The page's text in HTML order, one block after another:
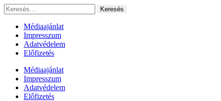
Ugrás
a
tartalomhoz
Keresés:
Médiaajánlat
Impresszum
Adatvédelem
Előfizetés
Médiaajánlat
Impresszum
Adatvédelem
Előfizetés